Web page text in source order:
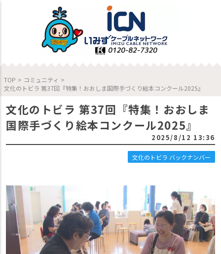
TOP > コミュニティ >
文化のトビラ 第37回『特集！おおしま国際手づくり絵本コンクール2025』
文化のトビラ 第37回『特集！おおしま
国際手づくり絵本コンクール2025』
2025/8/12 13:36
文化のトビラ バックナンバー